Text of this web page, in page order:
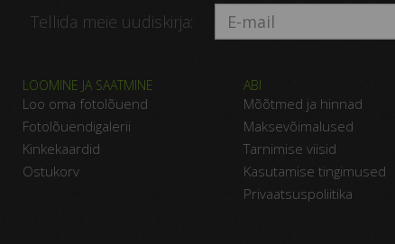
Tellida meie uudiskirja:
LOOMINE JA SAATMINE
Loo oma fotolõuend
Fotolõuendigalerii
Kinkekaardid
Ostukorv
ABI
Mõõtmed ja hinnad
Maksevõimalused
Tarnimise viisid
Kasutamise tingimused
Privaatsuspoliitika